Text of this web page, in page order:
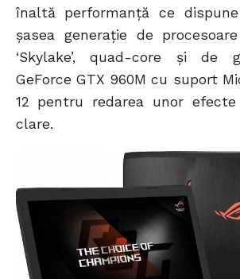
înaltă performanță ce
șasea generație de
‘Skylake’, quad-core și de
GeForce GTX 960M cu suport
12 pentru redarea unor
clare.